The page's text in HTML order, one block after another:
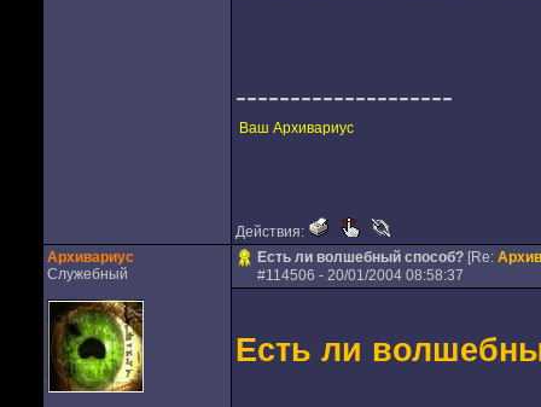
--------------------
Ваш Архивариус
Действия:
Архивариус
Служебный
Есть ли волшебный способ? [Re:
#114506 - 20/01/2004 08:58:37
Есть ли